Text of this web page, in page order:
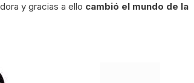
y gracias a ello cambió el mundo de la